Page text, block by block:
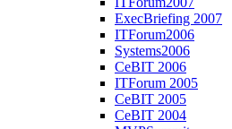
ExecBriefing 2007
ITForum2006
Systems2006
CeBIT 2006
ITForum 2005
CeBIT 2005
CeBIT 2004